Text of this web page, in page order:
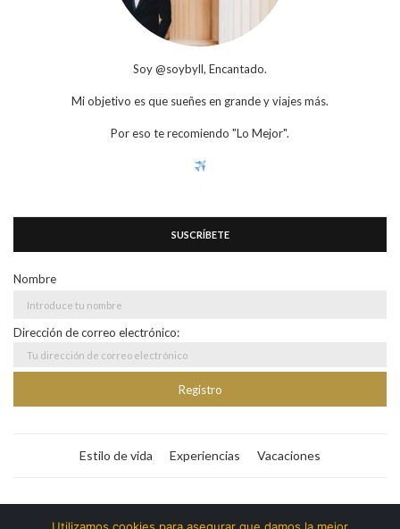
Soy @soybyll, Encantado.
Mi objetivo es que sueñes en grande y viajes más.
Por eso te recomiendo "Lo Mejor".
SUSCRÍBETE
Nombre
Dirección de correo electrónico:
Estilo de vida Experiencias Vacaciones
Bitacora365